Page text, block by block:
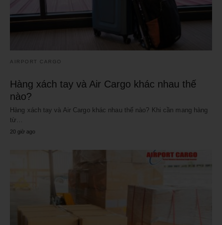
AIRPORT CARGO
Hàng xách tay và Air Cargo khác nhau thế
nào?
Hàng xách tay và Air Cargo khác nhau thế nào? Khi cần mang hàng
từ…
20 giờ ago